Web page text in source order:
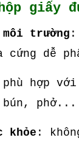
giấy
trường :
dễ
hợp với
bún, phở...
khỏe :